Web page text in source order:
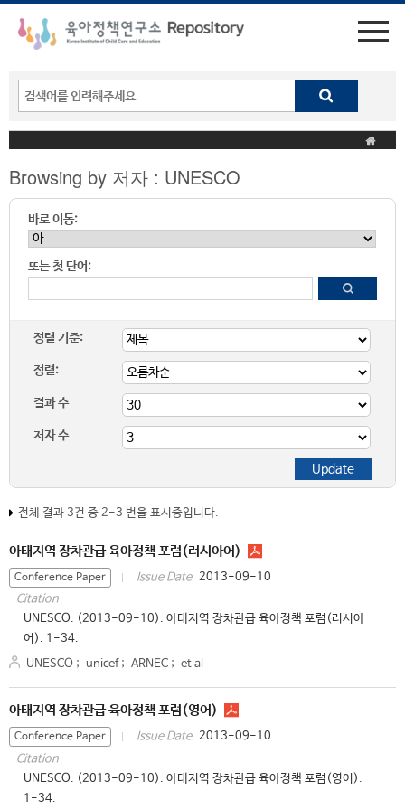
Browsing by 저자 : UNESCO
바로 이동:
또는 첫 단어:
정렬 기준:
정렬:
결과 수
저자 수
전체 결과 3건 중 2-3 번을 표시중입니다.
아태지역 장차관급 육아정책 포럼(러시아어)
Conference Paper Issue Date 2013-09-10
Citation
UNESCO. (2013-09-10). 아태지역 장차관급 육아정책 포럼(러시아
어). 1-34.
UNESCO ; unicef ; ARNEC ; et al
아태지역 장차관급 육아정책 포럼(영어)
Conference Paper Issue Date 2013-09-10
Citation
UNESCO. (2013-09-10). 아태지역 장차관급 육아정책 포럼(영어).
1-34.